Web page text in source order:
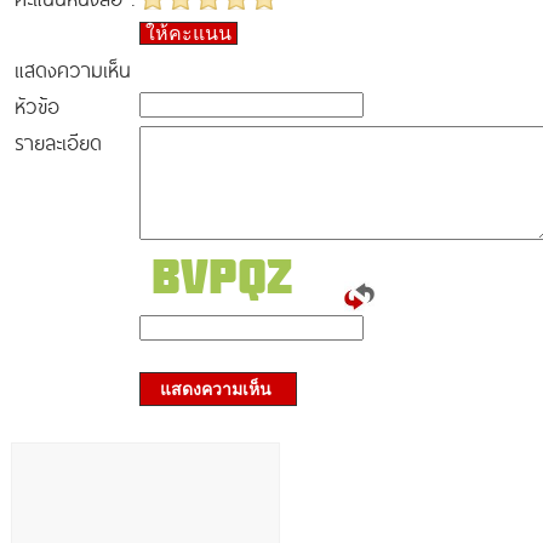
ให้คะแนน
แสดงความเห็น
หัวข้อ
รายละเอียด
แสดงความเห็น